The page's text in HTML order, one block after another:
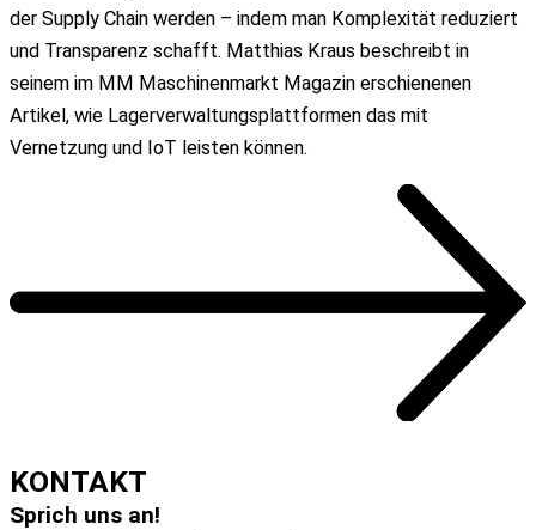
der Supply Chain werden – indem man Komplexität reduziert
und Transparenz schafft. Matthias Kraus beschreibt in
seinem im MM Maschinenmarkt Magazin erschienenen
Artikel, wie Lagerverwaltungsplattformen das mit
Vernetzung und IoT leisten können.
KONTAKT
Sprich uns an!